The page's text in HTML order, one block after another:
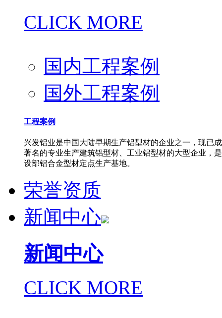
CLICK MORE
国内工程案例
国外工程案例
工程案例
兴发铝业是中国大陆早期生产铝型材的企业之一，现已
著名的专业生产建筑铝型材、工业铝型材的大型企业，
设部铝合金型材定点生产基地。
荣誉资质
新闻中心
新闻中心
CLICK MORE